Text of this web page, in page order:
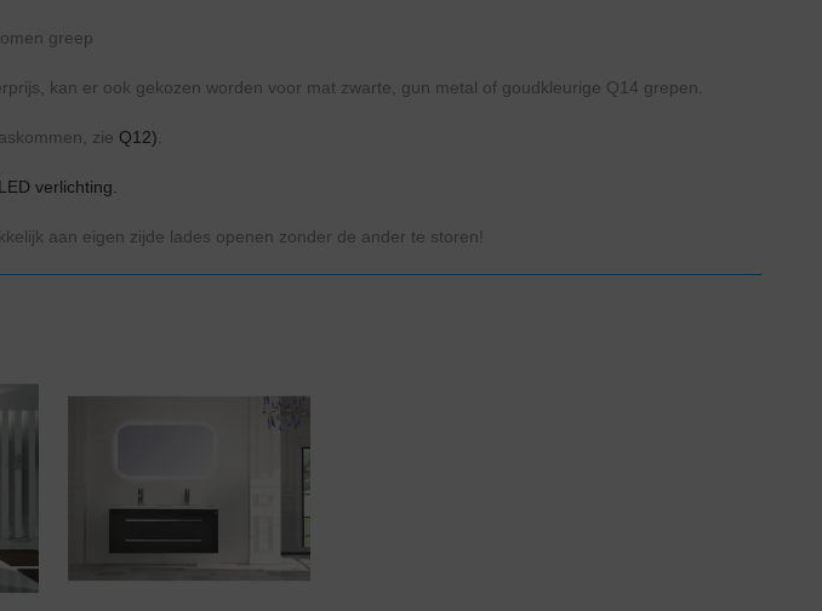
greep
kan er ook gekozen worden voor mat zwarte, gun metal of goudkleurige Q14 grepen.
zie Q12)
verlichting.
aan eigen zijde lades openen zonder de ander te storen!